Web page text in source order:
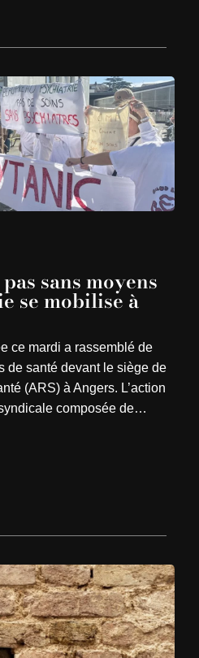
sans moyens
se mobilise à
ce mardi a rassemblé de
de santé devant le siège de
(ARS) à Angers. L’action
composée de…